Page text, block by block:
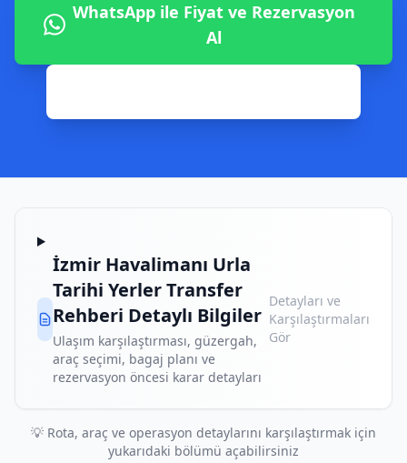
WhatsApp ile Fiyat ve Rezervasyon
Al
İzmir Havalimanı Urla
Tarihi Yerler Transfer
Rehberi Detaylı Bilgiler
Ulaşım karşılaştırması, güzergah,
araç seçimi, bagaj planı ve
rezervasyon öncesi karar detayları
Detayları ve
Karşılaştırmaları
Gör
💡 Rota, araç ve operasyon detaylarını karşılaştırmak için
yukarıdaki bölümü açabilirsiniz